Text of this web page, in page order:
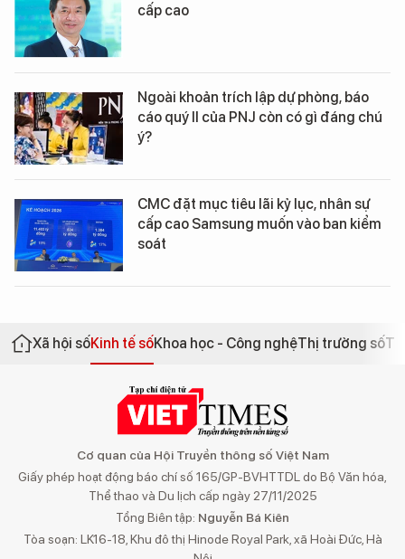
cấp cao
Ngoài khoản trích lập dự phòng, báo
cáo quý II của PNJ còn có gì đáng chú
ý?
CMC đặt mục tiêu lãi kỷ lục, nhân sự
cấp cao Samsung muốn vào ban kiểm
soát
Xã hội sốKinh tế sốKhoa học - Công nghệThị trường số
Cơ quan của Hội Truyền thông số Việt Nam
Giấy phép hoạt động báo chí số 165/GP-BVHTTDL do Bộ Văn hóa,
Thể thao và Du lịch cấp ngày 27/11/2025
Tổng Biên tập: Nguyễn Bá Kiên
Tòa soạn: LK16-18, Khu đô thị Hinode Royal Park, xã Hoài Đức, Hà